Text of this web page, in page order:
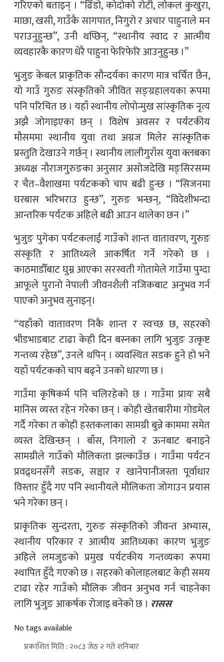
गरिएको बताइन् । “ढिँडो, कोदोको रोटी, लोकल कुखुरा,
माछा, खसी, गाउँकै सागपात, निगुरो र अचार पाहुनाले मन
पराउनुहुन्छ”, उनी थप्छिन्, “स्थानीय स्वाद र आत्मीय
व्यवहारकै कारण धेरै पाहुना फेरिफेरि आउनुहुन्छ ।”
भुजुङ केबल प्राकृतिक सौन्दर्यका कारण मात्र चर्चित छैन,
यो गाउँ गुरुङ संस्कृतिको जीवित सङ्ग्रहालयका रूपमा
पनि परिचित छ । यहाँ स्थानीय लोपोन्मुख सांस्कृतिक नृत्य
अझै जोगाइएका छन् । विशेष अवसर र पर्यटकीय
मौसममा स्थानीय युवा तथा अग्रज मिलेर सांस्कृतिक
प्रस्तुति देखाउने गर्छन् । स्थानीय लालीगुराँस युवा क्लबका
अध्यक्ष नौराजगुरुङका अनुसार असोजदेखि मङ्सिरसम्म
र चैत–वैशाखमा पर्यटकको चाप बढी हुन्छ । “सिजनमा
घरबास भरिभराउ हुन्छ”, गुरुङ भन्छन्, “विदेशीभन्दा
आन्तरिक पर्यटक अहिले बढी आउन थालेका छन ।”
भुजुङ पुगेका पर्यटकलाई गाउँको शान्त वातावरण, गुरुङ
संस्कृति र आतिथ्यले आकर्षित गर्ने गरेको छ ।
काठमाडौँबाट घुम्न आएका सरस्वती गोतामेले गाउँमा पुग्दा
आफूले पुरानो नेपाली जीवनशैली नजिकबाट अनुभव गर्न
पाएको अनुभव सुनाइन्।
“यहाँको वातावरण निकै शान्त र स्वच्छ छ, सहरको
भीडभाडबाट टाढा केही दिन बस्नका लागि भुजुङ उत्कृष्ट
गन्तव्य रहेछ”, उनले थपिन् । व्यवस्थित सडक हुने हो भने
यहाँ पर्यटकको चाप बढ्ने उनको धारणा छ ।
गाउँमा कृषिकर्म पनि चलिरहेको छ । गाउँमा प्रायः सबै
मानिस व्यस्त रहेन गरेका छन् । कोही खेतबारीमा गोडमेल
गर्दै गरेका त कोही हस्तकलाका सामग्री बुन्ने काममा समेत
व्यस्त देखिन्छन् । बाँस, निगालो र ऊनबाट बनाइने
सामग्रीले गाउँको मौलिकता झल्काउँछ । गाउँमा पर्यटन
प्रवद्र्धनसँगै सडक, सञ्चार र खानेपानीजस्ता पूर्वाधार
विस्तार हुँदै गए पनि स्थानीयले मौलिकता जोगाउन प्रयास
भने गरेका छन् ।
प्राकृतिक सुन्दरता, गुरुङ संस्कृतिको जीवन्त अभ्यास,
स्थानीय परिकार र आत्मीय आतिथ्यका कारण भुजुङ
अहिले लमजुङको प्रमुख पर्यटकीय गन्तव्यका रूपमा
स्थापित हुँदै गएको छ । सहरको कोलाहलबाट केही समय
टाढा रहेर गाउँको मौलिक जीवन अनुभव गर्न चाहनेका
लागि भुजुङ आकर्षक रोजाइ बनेको छ । रासस
No tags available
प्रकाशित मिति : २०८३ जेठ २ गते शनिबार